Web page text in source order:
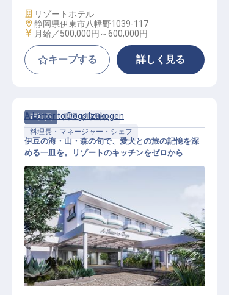
施設業態
リゾートホテル
勤務地
静岡県伊東市八幡野1039-117
給与
月給／500,000円～600,000円
キープする 詳しく見る
正社員
調理（調理師）
料理長・マネージャー・シェフ
シェフ│月給50万円〜／2027年春開
業プレミアムドッグリゾート／新ブ
ランド1号店
A Letter to Dogs Izukogen
伊豆の海・山・森の旬で、愛犬との旅の記憶を深
める一皿を。リゾートのキッチンをゼロから